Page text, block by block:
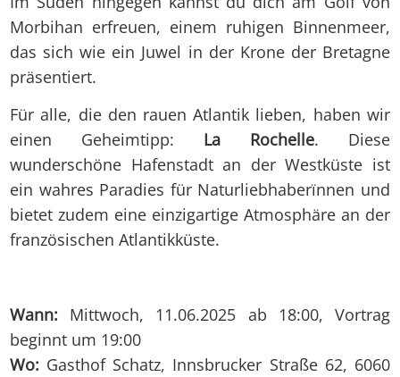
Morbihan erfreuen, einem ruhigen Binnenmeer,
das sich wie ein Juwel in der Krone der Bretagne
präsentiert.
Für alle, die den rauen Atlantik lieben, haben wir
einen Geheimtipp: La Rochelle. Diese
wunderschöne Hafenstadt an der Westküste ist
ein wahres Paradies für Naturliebhaberïnnen und
bietet zudem eine einzigartige Atmosphäre an der
französischen Atlantikküste.
Wann: Mittwoch, 11.06.2025 ab 18:00, Vortrag
beginnt um 19:00
Wo: Gasthof Schatz, Innsbrucker Straße 62, 6060